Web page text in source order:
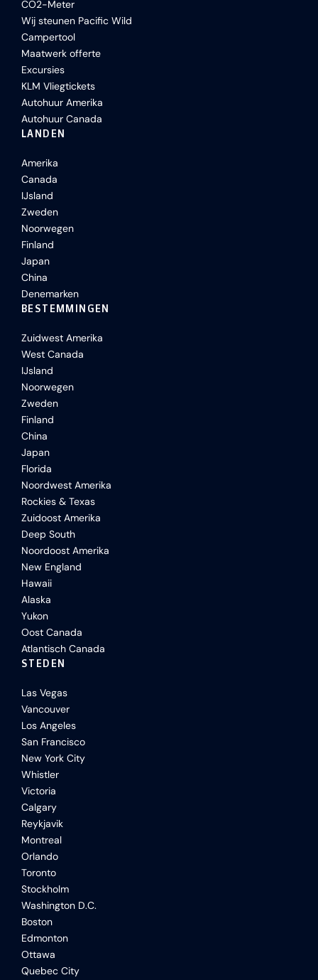
CO2-Meter
Wij steunen Pacific Wild
Campertool
Maatwerk offerte
Excursies
KLM Vliegtickets
Autohuur Amerika
Autohuur Canada
LANDEN
Amerika
Canada
IJsland
Zweden
Noorwegen
Finland
Japan
China
Denemarken
BESTEMMINGEN
Zuidwest Amerika
West Canada
IJsland
Noorwegen
Zweden
Finland
China
Japan
Florida
Noordwest Amerika
Rockies & Texas
Zuidoost Amerika
Deep South
Noordoost Amerika
New England
Hawaii
Alaska
Yukon
Oost Canada
Atlantisch Canada
STEDEN
Las Vegas
Vancouver
Los Angeles
San Francisco
New York City
Whistler
Victoria
Calgary
Reykjavik
Montreal
Orlando
Toronto
Stockholm
Washington D.C.
Boston
Edmonton
Ottawa
Quebec City